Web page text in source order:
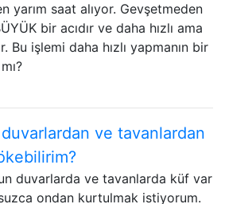
yarım saat alıyor. Gevşetmeden
bir acıdır ve daha hızlı ama
Bu işlemi daha hızlı yapmanın bir
ve tavanlardan
duvarlarda ve tavanlarda küf var
ondan kurtulmak istiyorum.